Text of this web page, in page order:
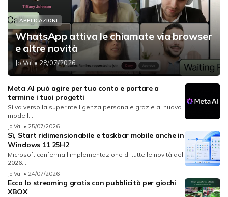
APPLICAZIONI
WhatsApp attiva le chiamate via browser
e altre novità
Jo Val• 28/07/2026
Meta AI può agire per tuo conto e portare a
termine i tuoi progetti
Si va verso la superintelligenza personale grazie al nuovo
modell...
Jo Val • 25/07/2026
Sì, Start ridimensionabile e taskbar mobile anche in
Windows 11 25H2
Microsoft conferma l'implementazione di tutte le novità del
2026...
Jo Val • 24/07/2026
Ecco lo streaming gratis con pubblicità per giochi
XBOX